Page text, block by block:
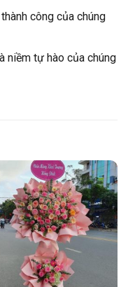
công của chúng
niềm tự hào của chúng